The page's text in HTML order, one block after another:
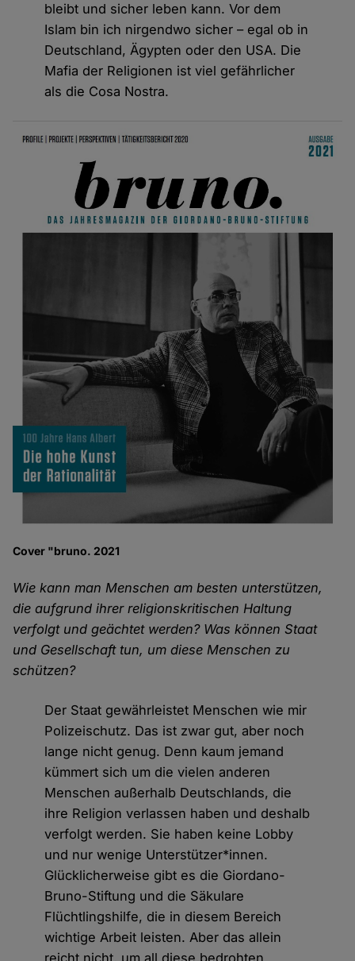
bleibt und sicher leben kann. Vor dem
Islam bin ich nirgendwo sicher – egal ob in
Deutschland, Ägypten oder den USA. Die
Mafia der Religionen ist viel gefährlicher
als die Cosa Nostra.
Cover "bruno. 2021
Wie kann man Menschen am besten unterstützen,
die aufgrund ihrer religionskritischen Haltung
verfolgt und geächtet werden? Was können Staat
und Gesellschaft tun, um diese Menschen zu
schützen?
Der Staat gewährleistet Menschen wie mir
Polizeischutz. Das ist zwar gut, aber noch
lange nicht genug. Denn kaum jemand
kümmert sich um die vielen anderen
Menschen außerhalb Deutschlands, die
ihre Religion verlassen haben und deshalb
verfolgt werden. Sie haben keine Lobby
und nur wenige Unterstützer*innen.
Glücklicherweise gibt es die Giordano-
Bruno-Stiftung und die Säkulare
Flüchtlingshilfe, die in diesem Bereich
wichtige Arbeit leisten. Aber das allein
reicht nicht, um all diese bedrohten